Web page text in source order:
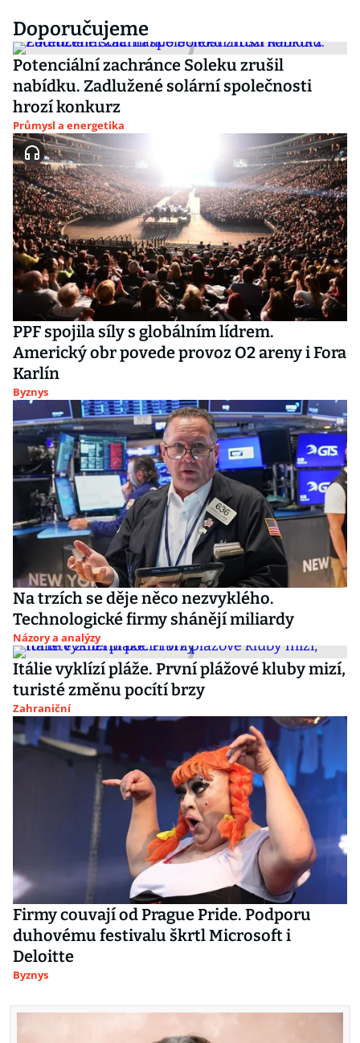
Doporučujeme
Potenciální zachránce Soleku zrušil
nabídku. Zadlužené solární společnosti
hrozí konkurz
Průmysl a energetika
PPF spojila síly s globálním lídrem.
Americký obr povede provoz O2 areny i Fora
Karlín
Byznys
Na trzích se děje něco nezvyklého.
Technologické firmy shánějí miliardy
Názory a analýzy
Itálie vyklízí pláže. První plážové kluby mizí,
turisté změnu pocítí brzy
Zahraniční
Firmy couvají od Prague Pride. Podporu
duhovému festivalu škrtl Microsoft i
Deloitte
Byznys